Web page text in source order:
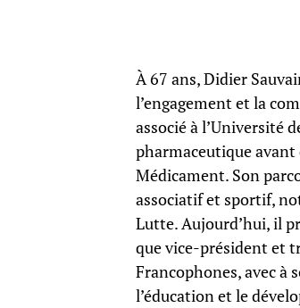
À 67 ans, Didier
l’engagement et la
associé à l’Université
pharmaceutique avant
Médicament. Son
associatif et sportif,
Lutte. Aujourd’hui, il
que vice-président et
Francophones, avec à
l’éducation et le